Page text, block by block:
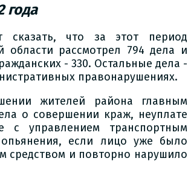
года
сказать, что за этот период
области рассмотрел 794 дела и
- 330. Остальные дела -
правонарушениях.
жителей района главным
о совершении краж, неуплате
с управлением транспортным
опьянения, если лицо уже было
средством и повторно нарушило